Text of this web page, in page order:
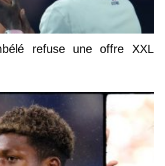
refuse une offre XXL